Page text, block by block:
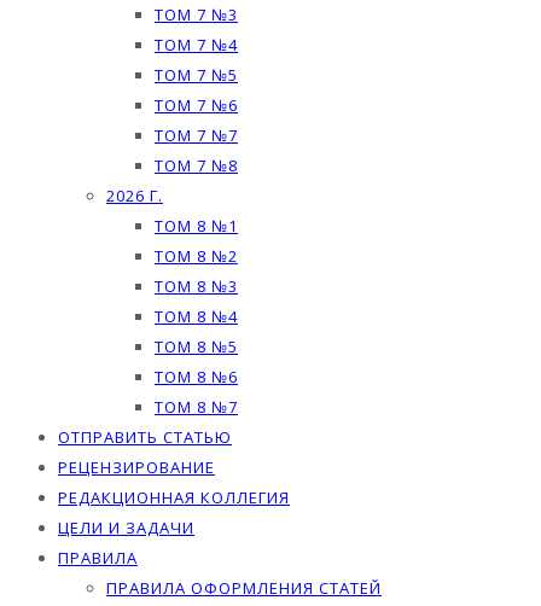
ТОМ 7 №3
ТОМ 7 №4
ТОМ 7 №5
ТОМ 7 №6
ТОМ 7 №7
ТОМ 7 №8
2026 Г.
ТОМ 8 №1
ТОМ 8 №2
ТОМ 8 №3
ТОМ 8 №4
ТОМ 8 №5
ТОМ 8 №6
ТОМ 8 №7
ОТПРАВИТЬ СТАТЬЮ
РЕЦЕНЗИРОВАНИЕ
РЕДАКЦИОННАЯ КОЛЛЕГИЯ
ЦЕЛИ И ЗАДАЧИ
ПРАВИЛА
ПРАВИЛА ОФОРМЛЕНИЯ СТАТЕЙ